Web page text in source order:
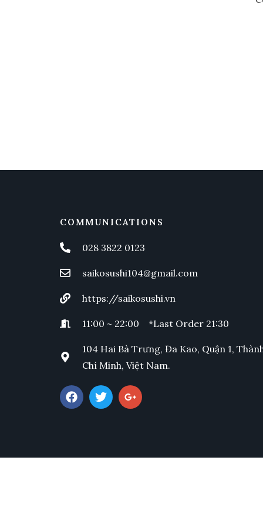
COMMUNICATIONS
028 3822 0123
saikosushi104@gmail.com
https://saikosushi.vn
11:00 ~ 22:00 *Last Order 21:30
104 Hai Bà Trưng, Đa Kao, Quận 1,
Chí Minh, Việt Nam.